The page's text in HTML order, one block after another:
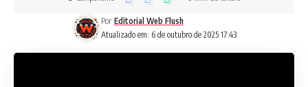
Atualizado em: 6 de outubro de 2025 17:43
Por Editorial Web Flush